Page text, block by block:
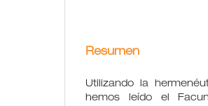
Resumen
Utilizando la
hemos leído el